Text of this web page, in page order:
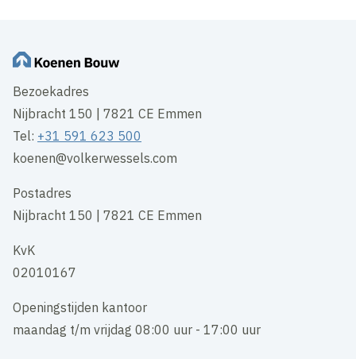
Bezoekadres
Nijbracht 150 | 7821 CE Emmen
Tel: +31 591 623 500
koenen@volkerwessels.com
Postadres
Nijbracht 150 | 7821 CE Emmen
KvK
02010167
Openingstijden kantoor
maandag t/m vrijdag 08:00 uur - 17:00 uur